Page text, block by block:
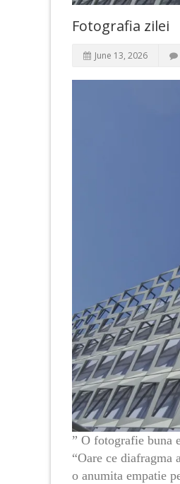
Fotografia zilei
June 13, 2026
” O fotografie buna
“Oare ce diafragma
o anumita empatie